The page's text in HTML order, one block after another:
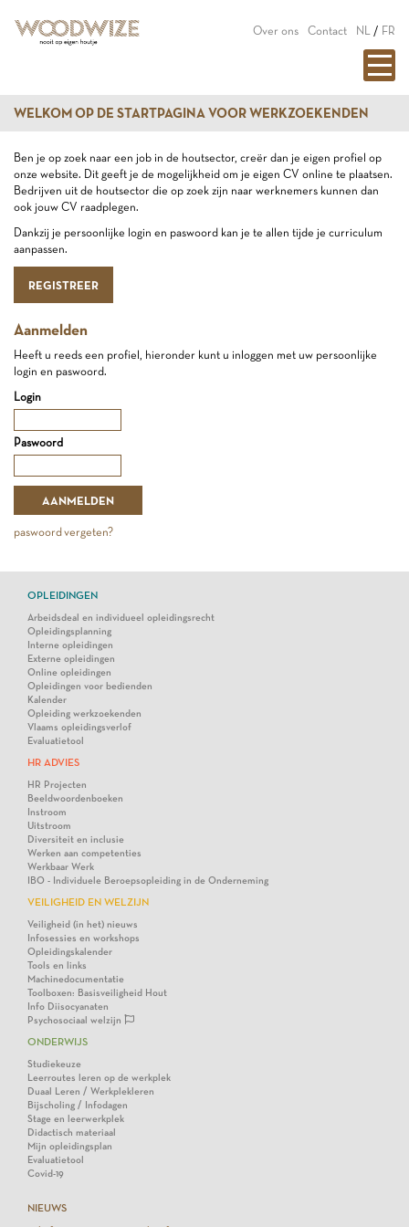
Over ons Contact NL / FR
WELKOM OP DE STARTPAGINA VOOR WERKZOEKENDEN
Ben je op zoek naar een job in de houtsector, creër dan je eigen profiel op
onze website. Dit geeft je de mogelijkheid om je eigen CV online te plaatsen.
Bedrijven uit de houtsector die op zoek zijn naar werknemers kunnen dan
ook jouw CV raadplegen.
Dankzij je persoonlijke login en paswoord kan je te allen tijde je curriculum
aanpassen.
REGISTREER
Aanmelden
Heeft u reeds een profiel, hieronder kunt u inloggen met uw persoonlijke
login en paswoord.
Login
Paswoord
paswoord vergeten?
OPLEIDINGEN
Arbeidsdeal en individueel opleidingsrecht
Opleidingsplanning
Interne opleidingen
Externe opleidingen
Online opleidingen
Opleidingen voor bedienden
Kalender
Opleiding werkzoekenden
Vlaams opleidingsverlof
Evaluatietool
HR ADVIES
HR Projecten
Beeldwoordenboeken
Instroom
Uitstroom
Diversiteit en inclusie
Werken aan competenties
Werkbaar Werk
IBO - Individuele Beroepsopleiding in de Onderneming
VEILIGHEID EN WELZIJN
Veiligheid (in het) nieuws
Infosessies en workshops
Opleidingskalender
Tools en links
Machinedocumentatie
Toolboxen: Basisveiligheid Hout
Info Diisocyanaten
Psychosociaal welzijn
ONDERWIJS
Studiekeuze
Leerroutes leren op de werkplek
Duaal Leren / Werkplekleren
Bijscholing / Infodagen
Stage en leerwerkplek
Didactisch materiaal
Mijn opleidingsplan
Evaluatietool
Covid-19
NIEUWS